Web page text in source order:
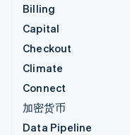
Billing
Capital
Checkout
Climate
Connect
加密货币
Data Pipeline